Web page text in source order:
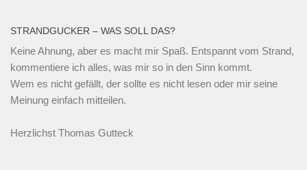
STRANDGUCKER – WAS SOLL DAS?
Keine Ahnung, aber es macht mir Spaß. Entspannt vom Strand,
kommentiere ich alles, was mir so in den Sinn kommt.
Wem es nicht gefällt, der sollte es nicht lesen oder mir seine
Meinung einfach mitteilen.
Herzlichst Thomas Gutteck